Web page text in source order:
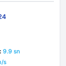
9.9 sn
s